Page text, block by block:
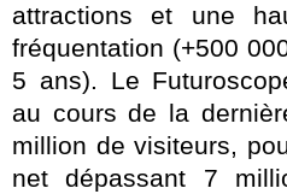
attractions et une
fréquentation (+500
5 ans). Le
au cours de la
million de visiteurs,
net dépassant 7